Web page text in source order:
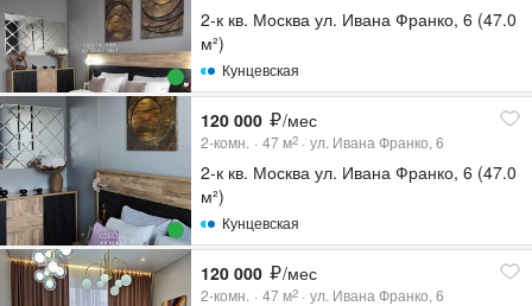
2-к кв. Москва ул. Ивана Франко, 6 (47.0
м²)
Кунцевская
120 000 /мес
2-комн. 47 м2 ул. Ивана Франко, 6
2-к кв. Москва ул. Ивана Франко, 6 (47.0
м²)
Кунцевская
120 000 /мес
2-комн. 47 м2 ул. Ивана Франко, 6